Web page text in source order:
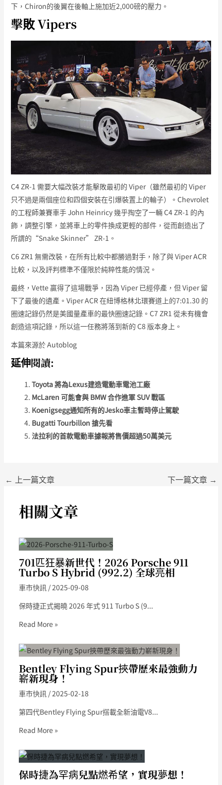
下，Chiron的後翼在後軸上施加近2,000磅的壓力。
擊敗 Vipers
C4 ZR-1 需要大幅改裝才能擊敗最初的 Viper（雖然最初的 Viper
只不過是兩個座位和四個安裝在引爆裝置上的輪子）。Chevrolet
的工程師兼賽車手 John Heinricy 幾乎掏空了一輛 C4 ZR-1 的內
飾，調整引擎，並將車上的零件換成更輕的部件，從而創造出了
所謂的“Snake Skinner” ZR-1。
C6 ZR1 無需改裝，在所有比較中都勝過對手，除了與 Viper ACR
比較，以及評判標準不僅限於純粹性能的情況。
最終，Vette 贏得了這場戰爭，因為 Viper 已經停產，但 Viper 留
下了最後的遺產。Viper ACR 在紐博格林北環賽道上的7:01.30 的
圈速記錄仍然是美國量產車的最快圈速記錄。C7 ZR1 從未有機會
創造這項記錄，所以這一任務將落到新的 C8 版本身上。
本篇來源於 Autoblog
延伸閱讀:
Toyota 將為Lexus建造電動車電池工廠
McLaren 可能會與 BMW 合作進軍 SUV 戰區
Koenigsegg通知所有的Jesko車主暫時停止駕駛
Bugatti Tourbillon 搶先看
法拉利的首款電動車據報將售價超過50萬美元
← 上一篇文章 下一篇文章 →
相關文章
701匹狂暴新世代！2026 Porsche 911
Turbo S Hybrid (992.2) 全球亮相
車市快訊 / 2025-09-08
保時捷正式揭曉 2026 年式 911 Turbo S (9...
Read More »
Bentley Flying Spur挾帶歷來最強動力
嶄新現身！
車市快訊 / 2025-02-18
第四代Bentley Flying Spur搭載全新油電V8...
Read More »
保時捷為罕病兒點燃希望，實現夢想！